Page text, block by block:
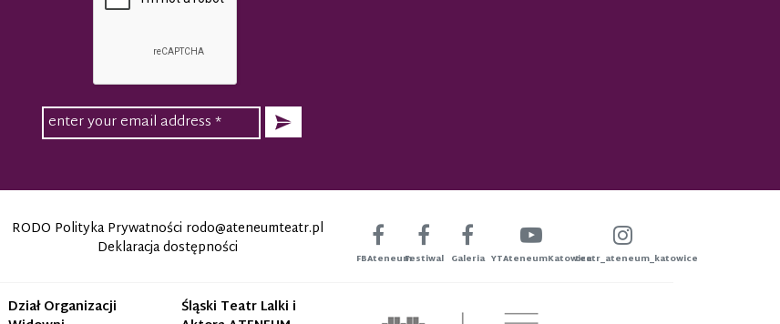
RODO Polityka Prywatności rodo@ateneumteatr.pl
Deklaracja dostępności
FBAteneumFestiwal Galeria YTAteneumKatowiceteatr_ateneum_katowice
Dział Organizacji
Śląski Teatr Lalki i